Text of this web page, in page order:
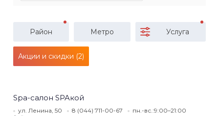
Район Метро Услуга
Акции и скидки (2)
Spa-салон SPAкой
ул. Ленина, 50 8 (044) 711-00-67
пн.-вс.:9:00–21:00